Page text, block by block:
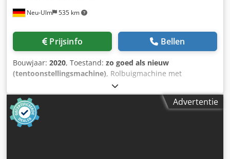
Neu-Ulm 535 km
Prijsinfo Bellen
Bouwjaar: 2020, Toestand: zo goed als nieuw
(tentoonstellingsmachine), Rolbuigmachine met
spindelinvoer. en 3 aangedreven rollen Kenmerken:
Asdiameter: 40 mm Werkpositie: horizontaal/verticaal met
steun Aansluiting: 230V/1 fase met omvormer Afmetingen
(B x H x D): 700 x 1460 x 600 mm Gewicht: 180 kg
Vermogen: ronde buis : 70 x 1,5 mm Vierkante buis : 50 x
Advertentie